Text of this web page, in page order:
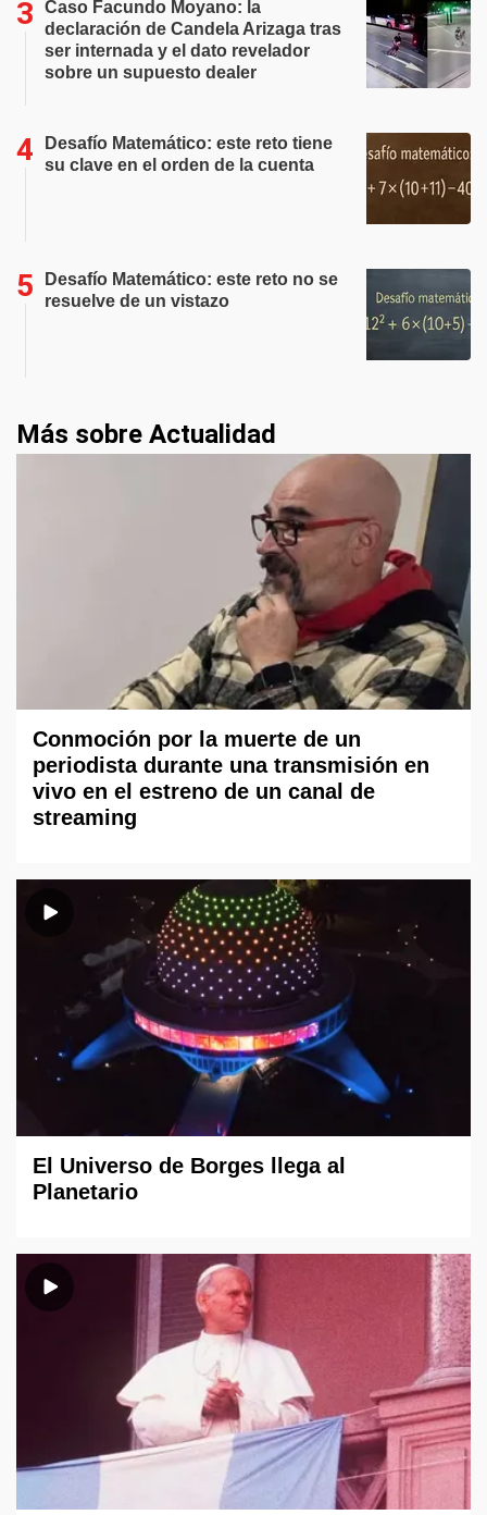
Caso Facundo Moyano: la
declaración de Candela Arizaga tras
ser internada y el dato revelador
sobre un supuesto dealer
Desafío Matemático: este reto tiene
su clave en el orden de la cuenta
Desafío Matemático: este reto no se
resuelve de un vistazo
Más sobre Actualidad
Conmoción por la muerte de un
periodista durante una transmisión en
vivo en el estreno de un canal de
streaming
El Universo de Borges llega al
Planetario